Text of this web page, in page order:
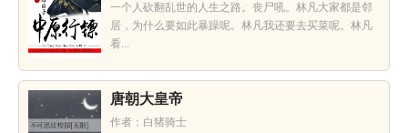
一个人砍翻乱世的人生之路。丧尸吼。林凡大家都是邻
居，为什么要如此暴躁呢。林凡我还要去买菜呢。林凡
看...
唐朝大皇帝
作者：白猪骑士